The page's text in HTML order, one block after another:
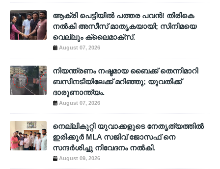
ആക്രി പെട്ടിയിൽ പത്തര പവൻ! തിരികെ
നൽകി അസീസ് മാതൃകയായി; സിനിമയെ
വെല്ലും ക്ലൈമാക്സ്.
August 07, 2026
നിയന്ത്രണം നഷ്ടമായ ബൈക്ക് തെന്നിമാറി
ബസിനടിയിലേക്ക് മറിഞ്ഞു; യുവതിക്ക്
ദാരുണാന്ത്യം.
August 07, 2026
നെല്ലികുറ്റി യുവാക്കളുടെ നേതൃത്യത്തിൽ
ഇരിക്കൂർ MLA സജിവ് ജോസഫ് നെ
സന്ദർശിച്ചു നിവേദനം നൽകി.
August 09, 2026